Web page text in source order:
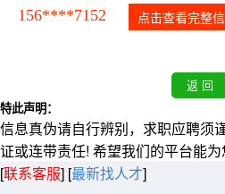
156****7152 点击查看完整
特此声明：
信息真伪请自行辨别，求职应聘须
证或连带责任! 希望我们的平台能为
[联系客服] [最新找人才]